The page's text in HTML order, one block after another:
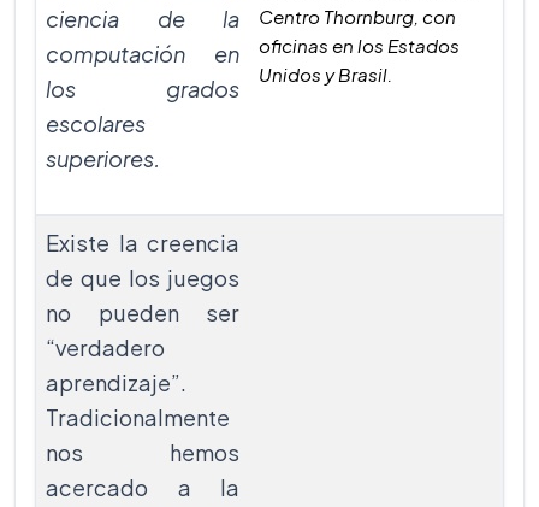
ciencia de la
computación en
los grados
escolares
superiores.
Centro Thornburg, con
oficinas en los Estados
Unidos y Brasil.
Existe la creencia
de que los juegos
no pueden ser
“verdadero
aprendizaje”.
Tradicionalmente
nos hemos
acercado a la